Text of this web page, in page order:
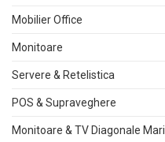
Mobilier Office
Monitoare
Servere & Retelistica
POS & Supraveghere
Monitoare & TV Diagonale Mari